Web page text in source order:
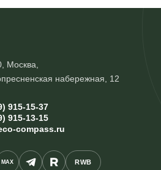
Москва,
набережная, 12
915-15-37
915-13-15
compass.ru
MAX RWB